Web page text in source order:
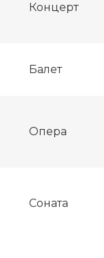
Концерт
Балет
Опера
Соната